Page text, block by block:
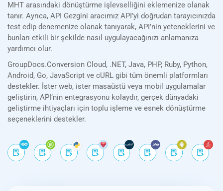
MHT arasındaki dönüştürme işlevselliğini eklemenize olanak
tanır. Ayrıca, API Gezgini aracımız API’yi doğrudan tarayıcınızda
test edip denemenize olanak tanıyarak, API’nin yeteneklerini ve
bunları etkili bir şekilde nasıl uygulayacağınızı anlamanıza
yardımcı olur.
GroupDocs.Conversion Cloud, .NET, Java, PHP, Ruby, Python,
Android, Go, JavaScript ve cURL gibi tüm önemli platformları
destekler. İster web, ister masaüstü veya mobil uygulamalar
geliştirin, API’nin entegrasyonu kolaydır, gerçek dünyadaki
geliştirme ihtiyaçları için toplu işleme ve esnek dönüştürme
seçeneklerini destekler.